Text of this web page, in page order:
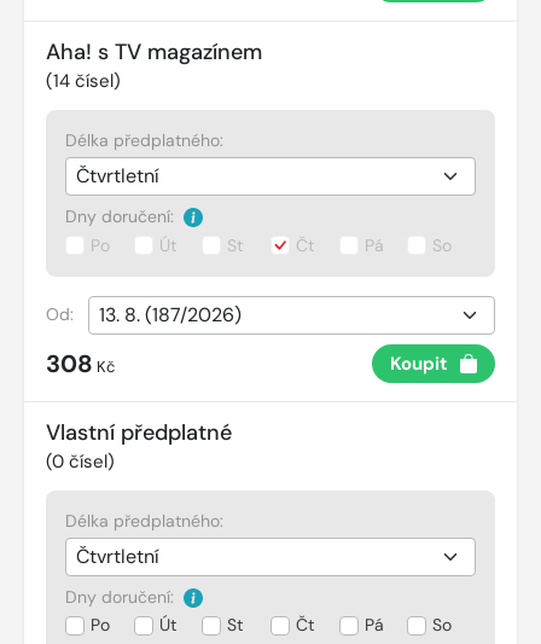
Aha! s TV magazínem
(14 čísel)
Délka předplatného:
Dny doručení:
Po
Út St Čt Pá So
Od:
308 Kč Koupit
Vlastní předplatné
(0 čísel)
Délka předplatného:
Dny doručení:
Po
Út St Čt Pá So